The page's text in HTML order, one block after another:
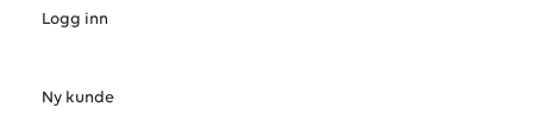
Logg inn
Ny kunde